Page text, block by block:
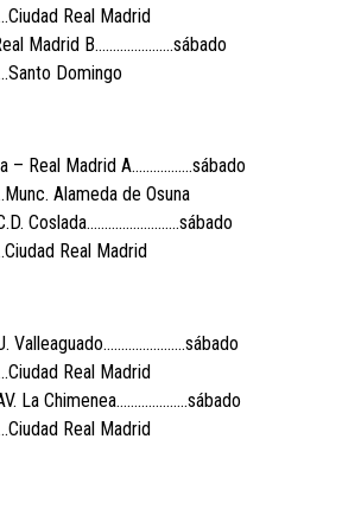
Real Madrid
Madrid B………………….sábado
Domingo
– Real Madrid A……………..sábado
Alameda de Osuna
Coslada……………………..sábado
Real Madrid
Valleaguado…………………..sábado
Real Madrid
La Chimenea………………..sábado
Real Madrid